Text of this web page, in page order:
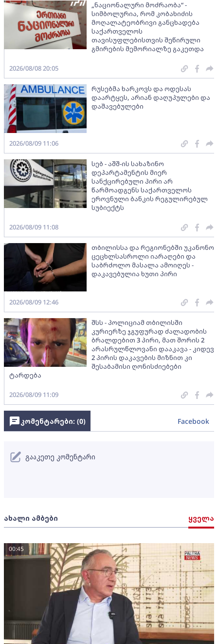
„ნაციონალური მოძრაობა“ -
სიმბოლურია, რომ კობახიძის
მოღალატეობრივი განცხადება
საქართველოს
თავისუფლებისთვის შეწირული
გმირების მემორიალზე გაკეთდა
2026/08/08 20:05
რუსებმა ხარკოვს და ოდესას
დაარტყეს, არიან დაღუპულები და
დაშავებულები
2026/08/09 11:06
სებ - აშშ-ის სახაზინო
დეპარტამენტის მიერ
სანქცირებული პირი არ
წარმოადგენს საქართველოს
ეროვნული ბანკის რეგულირებულ
სუბიექტს
2026/08/09 11:08
თბილისსა და რეგიონებში უკანონო
ცეცხლსასროლი იარაღები და
საბრძოლო მასალა ამოიღეს -
დაკავებულია ხუთი პირი
2026/08/09 12:46
შსს - პოლიციამ თბილისში
კურიერზე ჯგუფურად ძალადობის
ბრალდებით 3 პირი, მათ შორის 2
არასრულწლოვანი დააკავა - კიდევ
2 პირის დაკავების მიზნით კი
შესაბამისი ღონისძიებები
ტარდება
2026/08/09 11:09
ახალი ამბები ყველა
00:45
კომენტარები: (0) Facebook
გააკეთე კომენტარი